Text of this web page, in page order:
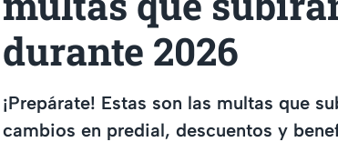
durante 2026
¡Prepárate! Estas son las multas que
cambios en predial, descuentos y